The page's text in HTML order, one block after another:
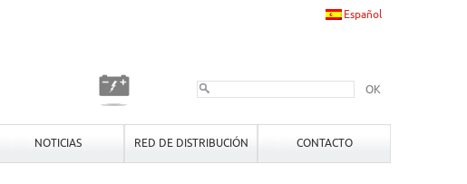
NOTICIAS RED DE DISTRIBUCIÓN CONTACTO
Español
OK